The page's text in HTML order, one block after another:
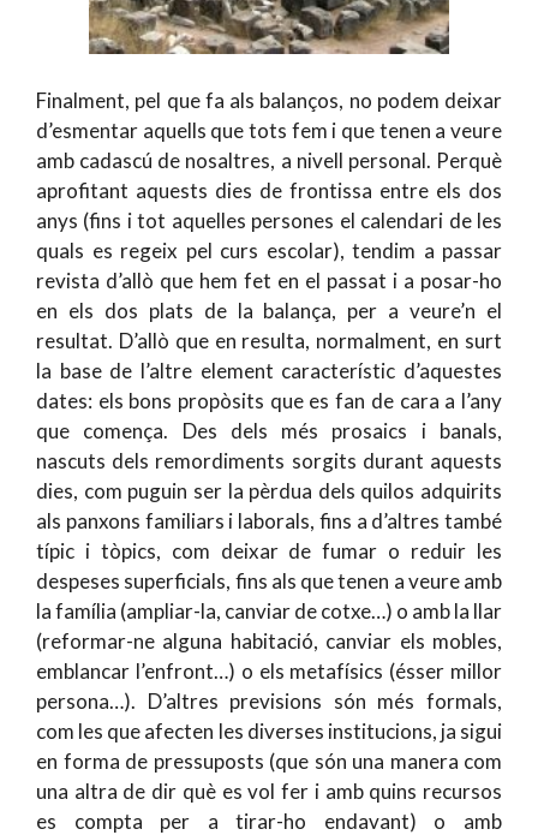
Finalment, pel que fa als balanços, no podem deixar
d’esmentar aquells que tots fem i que tenen a veure
amb cadascú de nosaltres, a nivell personal. Perquè
aprofitant aquests dies de frontissa entre els dos
anys (fins i tot aquelles persones el calendari de les
quals es regeix pel curs escolar), tendim a passar
revista d’allò que hem fet en el passat i a posar-ho
en els dos plats de la balança, per a veure’n el
resultat. D’allò que en resulta, normalment, en surt
la base de l’altre element característic d’aquestes
dates: els bons propòsits que es fan de cara a l’any
que comença. Des dels més prosaics i banals,
nascuts dels remordiments sorgits durant aquests
dies, com puguin ser la pèrdua dels quilos adquirits
als panxons familiars i laborals, fins a d’altres també
típic i tòpics, com deixar de fumar o reduir les
despeses superficials, fins als que tenen a veure amb
la família (ampliar-la, canviar de cotxe…) o amb la llar
(reformar-ne alguna habitació, canviar els mobles,
emblancar l’enfront…) o els metafísics (ésser millor
persona…). D’altres previsions són més formals,
com les que afecten les diverses institucions, ja sigui
en forma de pressuposts (que són una manera com
una altra de dir què es vol fer i amb quins recursos
es compta per a tirar-ho endavant) o amb